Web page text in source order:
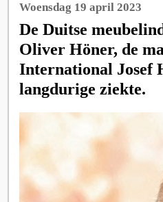
Woensdag 19 april 2023
De Duitse
Oliver Höner, de
International Josef
langdurige ziekte.